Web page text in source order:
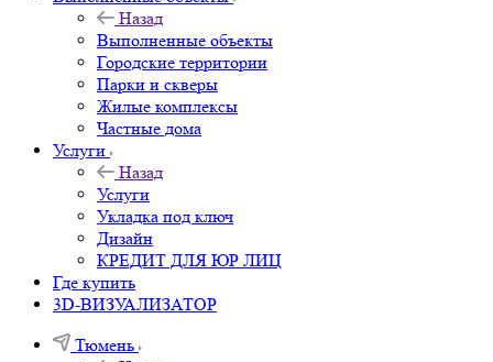
Назад
Выполненные объекты
Городские территории
Парки и скверы
Жилые комплексы
Частные дома
Услуги
Назад
Услуги
Укладка под ключ
Дизайн
КРЕДИТ ДЛЯ ЮР ЛИЦ
Где купить
3D-ВИЗУАЛИЗАТОР
Тюмень